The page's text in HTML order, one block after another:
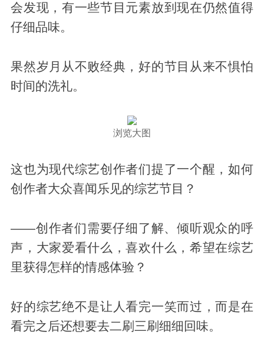
会发现，有一些节目元素放到现在仍然值得
仔细品味。
果然岁月从不败经典，好的节目从来不惧怕
时间的洗礼。
浏览大图
这也为现代综艺创作者们提了一个醒，如何
创作者大众喜闻乐见的综艺节目？
——创作者们需要仔细了解、倾听观众的呼
声，大家爱看什么，喜欢什么，希望在综艺
里获得怎样的情感体验？
好的综艺绝不是让人看完一笑而过，而是在
看完之后还想要去二刷三刷细细回味。